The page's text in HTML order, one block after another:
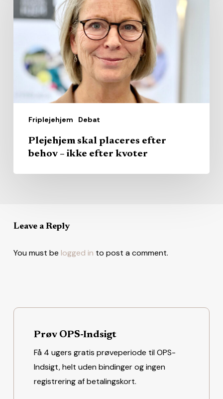
Friplejehjem Debat
efter
ikke
efter
Plejehjem skal placeres efter
behov – ikke efter kvoter
Leave a Reply
You must be logged in to post a comment.
Prøv OPS-Indsigt
Få 4 ugers gratis prøveperiode til OPS-
Indsigt, helt uden bindinger og ingen
registrering af betalingskort.